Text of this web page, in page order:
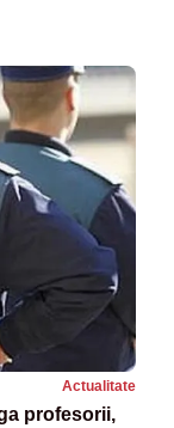
Actualitate
profesorii,